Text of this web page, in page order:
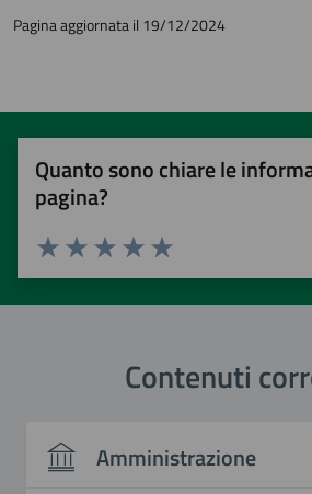
Pagina aggiornata il 19/12/2024
Quanto sono chiare le
pagina?
Valuta 5 stelle su 5
Valuta 4 stelle su 5
Valuta 3 stelle su 5
Valuta 2 stelle su 5
Valuta 1 stelle su 5
Contenuti
Amministrazione